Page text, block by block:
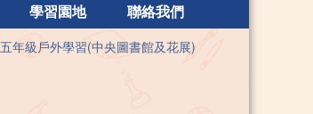
學習園地 聯絡我們
五年級戶外學習(中央圖書館及花展)